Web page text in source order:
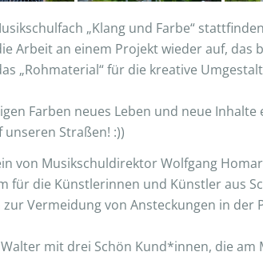
„Klang und Farbe“
Arbeit an einem Projekt wieder auf, das
„Rohmaterial“ für die kreative
Farben neues Leben und neue
Straßen! :))
von Musikschuldirektor Wolfgang
für die Künstlerinnen und Künstler aus
Vermeidung von Ansteckungen in der
mit drei Schön Kund*innen, die am